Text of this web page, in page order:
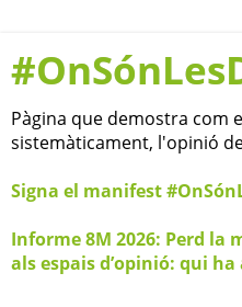
Pàgina que demostra com
sistemàticament, l'opinió
Signa el manifest
Informe 8M 2026: Perd la
als espais d’opinió: qui